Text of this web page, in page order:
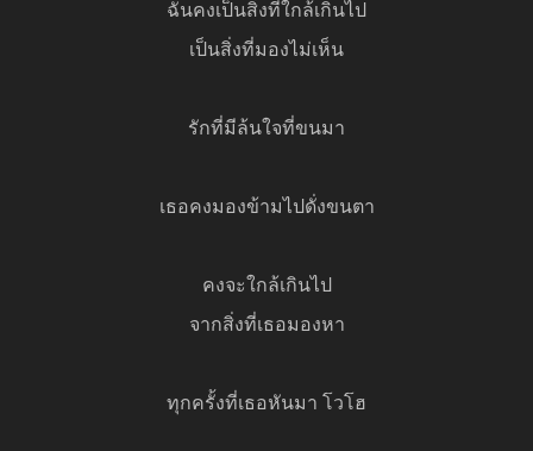
ฉันคงเป็นสิ่งที่ใกล้เกินไป
เป็นสิ่งที่มองไม่เห็น
รักที่มีล้นใจที่ขนมา
เธอคงมองข้ามไปดั่งขนตา
คงจะใกล้เกินไป
จากสิ่งที่เธอมองหา
ทุกครั้งที่เธอหันมา โวโฮ